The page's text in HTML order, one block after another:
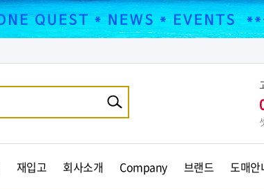
재입고 회사소개 Company 브랜드 도매안